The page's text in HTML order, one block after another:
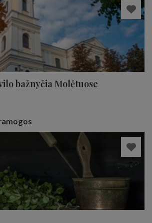
bažnyčia Molėtuose